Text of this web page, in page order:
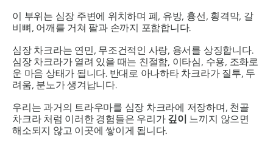
이 부위는 심장 주변에 위치하며 폐, 유방, 흉선, 횡격막, 갈
비뼈, 어깨를 거쳐 팔과 손까지 포함합니다.
심장 차크라는 연민, 무조건적인 사랑, 용서를 상징합니다.
심장 차크라가 열려 있을 때는 친절함, 이타심, 수용, 조화로
운 마음 상태가 됩니다. 반대로 아나하타 차크라가질투, 두
려움, 분노가 생겨납니다.
우리는 과거의 트라우마를 심장 차크라에 저장하며, 천골
차크라처럼 이러한 경험들은 우리가 깊이 느끼지 않으면
해소되지 않고 이곳에 쌓이게 됩니다.